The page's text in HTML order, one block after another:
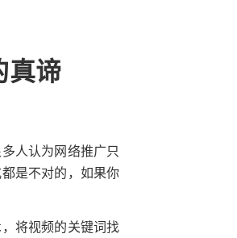
真谛
人认为网络推广只
是不对的，如果你
将视频的关键词找